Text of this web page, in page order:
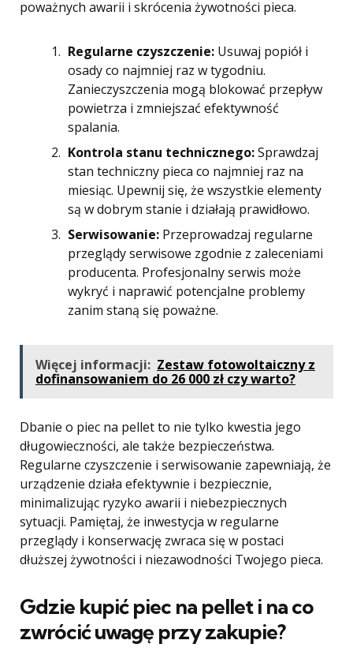
poważnych awarii i skrócenia żywotności pieca.
Regularne czyszczenie: Usuwaj popiół i
osady co najmniej raz w tygodniu.
Zanieczyszczenia mogą blokować przepływ
powietrza i zmniejszać efektywność
spalania.
Kontrola stanu technicznego:Sprawdzaj
stan techniczny pieca co najmniej raz na
miesiąc. Upewnij się, że wszystkie elementy
są w dobrym stanie i działają prawidłowo.
Serwisowanie: Przeprowadzaj regularne
przeglądy serwisowe zgodnie z zaleceniami
producenta. Profesjonalny serwis może
wykryć i naprawić potencjalne problemy
zanim staną się poważne.
Więcej informacji: Zestaw fotowoltaiczny z
dofinansowaniem do 26 000 zł czy warto?
Dbanie o piec na pellet to nie tylko kwestia jego
długowieczności, ale także bezpieczeństwa.
Regularne czyszczenie i serwisowanie zapewniają, że
urządzenie działa efektywnie i bezpiecznie,
minimalizując ryzyko awarii i niebezpiecznych
sytuacji. Pamiętaj, że inwestycja w regularne
przeglądy i konserwację zwraca się w postaci
dłuższej żywotności i niezawodności Twojego pieca.
Gdzie kupić piec na pellet i na co
zwrócić uwagę przy zakupie?